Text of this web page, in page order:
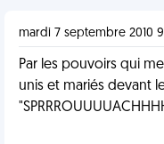
mardi 7 septembre 2010
Par les pouvoirs qui
unis et mariés devant